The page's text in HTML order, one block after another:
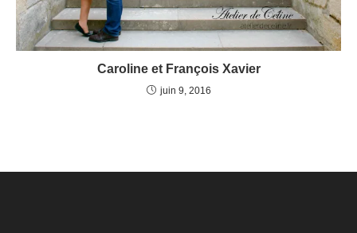
Caroline et François Xavier
juin 9, 2016